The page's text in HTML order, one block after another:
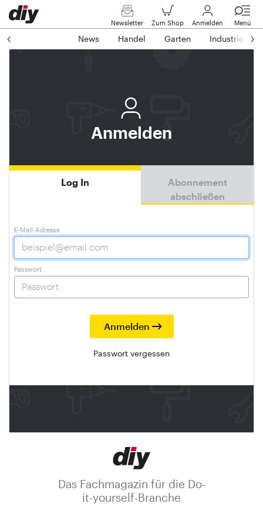
Newsletter Zum Shop Anmelden Menü
News Handel Garten Industrie
Anmelden
Log In
Abonnement
abschließen
E-Mail-Adresse
Passwort
Passwort vergessen
Das Fachmagazin für die Do-
it-yourself-Branche